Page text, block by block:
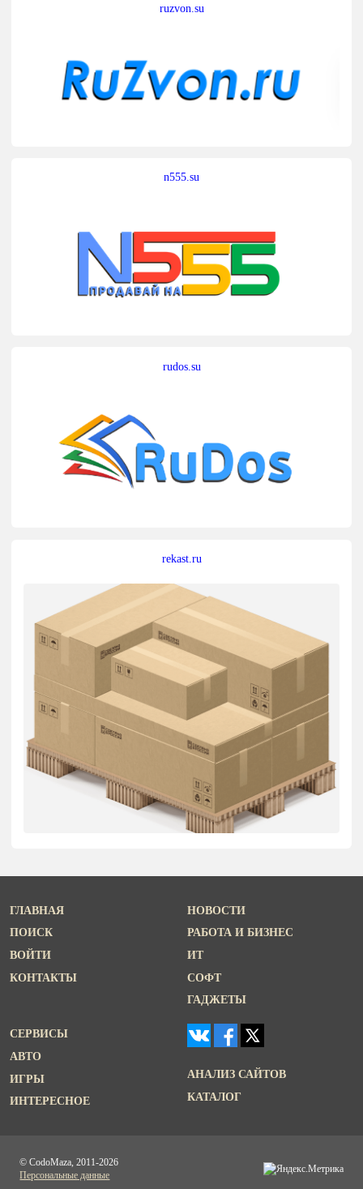
ruzvon.su
n555.su
rudos.su
rekast.ru
ГЛАВНАЯ
ПОИСК
ВОЙТИ
КОНТАКТЫ
НОВОСТИ
РАБОТА И БИЗНЕС
ИТ
СОФТ
ГАДЖЕТЫ
СЕРВИСЫ
АВТО
ИГРЫ
ИНТЕРЕСНОЕ
АНАЛИЗ САЙТОВ
КАТАЛОГ
© CodoMaza, 2011-2026
Персональные данные